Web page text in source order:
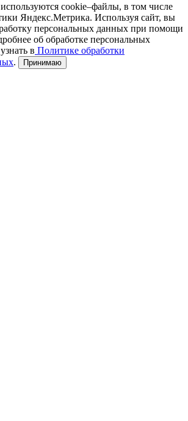
cookie–файлы, в том числе
Яндекс.Метрика. Используя сайт, вы
персональных данных при помощи
об обработке персональных
в Политике обработки
. Принимаю